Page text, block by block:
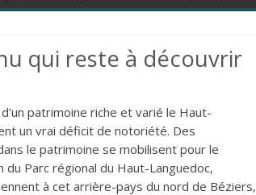
qui reste à découvrir
patrimoine riche et varié le Haut-
un vrai déficit de notoriété. Des
le patrimoine se mobilisent pour le
Parc régional du Haut-Languedoc,
à cet arrière-pays du nord de Béziers,